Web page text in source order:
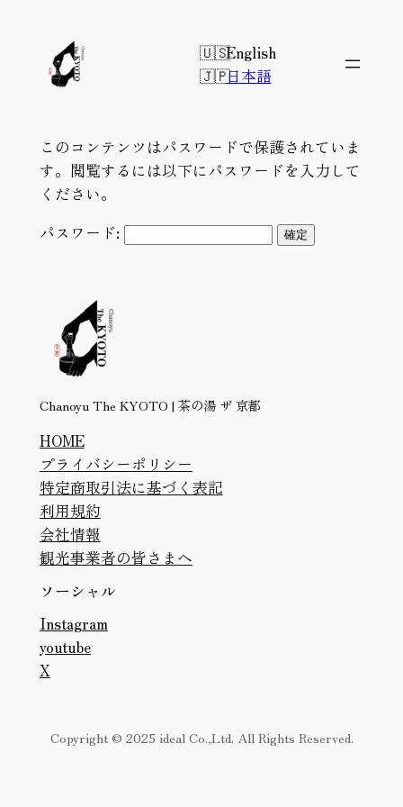
English
日本語
このコンテンツはパスワードで保護されていま
す。閲覧するには以下にパスワードを入力して
ください。
パスワード:
Chanoyu The KYOTO | 茶の湯 ザ 京都
HOME
プライバシーポリシー
特定商取引法に基づく表記
利用規約
会社情報
観光事業者の皆さまへ
ソーシャル
Instagram
youtube
X
Copyright © 2025 ideal Co.,Ltd. All Rights Reserved.